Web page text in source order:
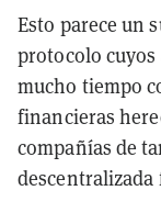
Esto parece un
protocolo
mucho tiempo
financieras
compañías de
descentralizada